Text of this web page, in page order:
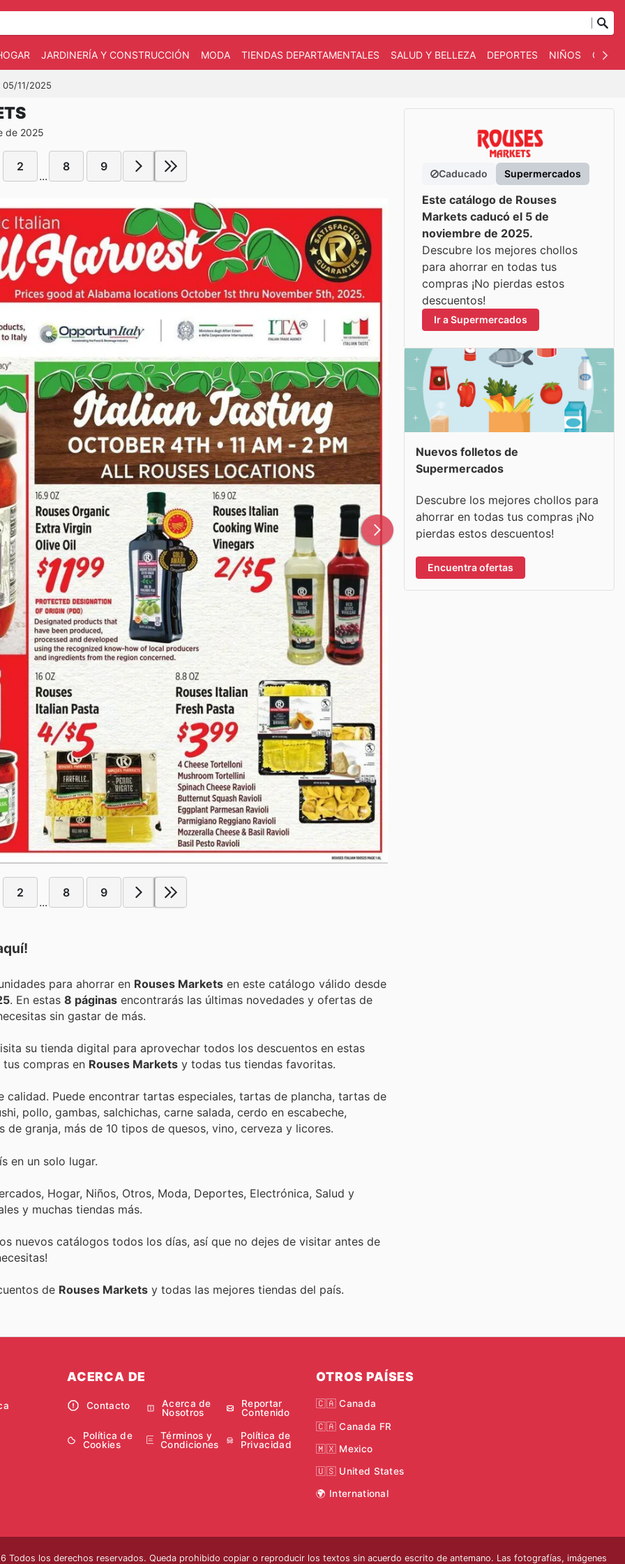
JARDINERÍA Y CONSTRUCCIÓN MODA TIENDAS DEPARTAMENTALES SALUD Y BELLEZA DEPORTES NIÑOS
11/2025
de 2025
2
...
8 9
2
...
8 9
Encuentra las mejores promociones, descuentos y oportunidades para ahorrar en Rouses Markets en este catálogo válido desde
. En estas 8 páginas encontrarás las últimas novedades y ofertas de
sin gastar de más.
su tienda digital para aprovechar todos los descuentos en estas
compras en Rouses Markets y todas tus tiendas favoritas.
Puede encontrar tartas especiales, tartas de plancha, tartas de
pollo, gambas, salchichas, carne salada, cerdo en escabeche,
granja, más de 10 tipos de quesos, vino, cerveza y licores.
en un solo lugar.
Hogar, Niños, Otros, Moda, Deportes, Electrónica, Salud y
y muchas tiendas más.
nuevos catálogos todos los días, así que no dejes de visitar antes de
de Rouses Markets y todas las mejores tiendas del país.
Caducado Supermercados
Este catálogo de Rouses
Markets caducó el 5 de
noviembre de 2025.
Descubre los mejores chollos
para ahorrar en todas tus
compras ¡No pierdas estos
descuentos!
Ir a Supermercados
Nuevos folletos de
Supermercados
Descubre los mejores chollos para
ahorrar en todas tus compras ¡No
pierdas estos descuentos!
Encuentra ofertas
ACERCA DE
Contacto
Acerca de
Nosotros
Reportar
Contenido
Política de
Cookies
Términos y
Condiciones
Política de
Privacidad
OTROS PAÍSES
🇨🇦 Canada
🇨🇦 Canada FR
🇲🇽 Mexico
🇺🇸 United States
🌍 International
Todos los derechos reservados. Queda prohibido copiar o reproducir los textos sin acuerdo escrito de antemano. Las fotografías, imágenes